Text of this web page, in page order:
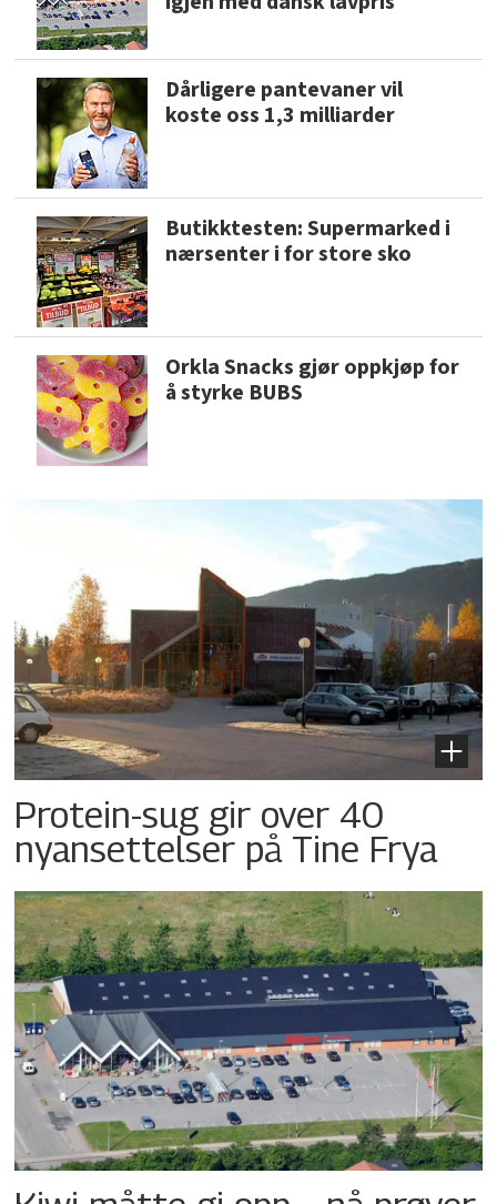
Dårligere pantevaner vil
koste oss 1,3 milliarder
Butikktesten: Supermarked i
nærsenter i for store sko
Orkla Snacks gjør oppkjøp for
å styrke BUBS
Protein-sug gir over 40
nyansettelser på Tine Frya